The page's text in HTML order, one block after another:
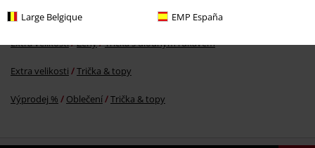
Large Belgique EMP España
Výprodej % Ženy Trička a topy
Extra velikosti Ženy Trička s dlouhým rukávem
Extra velikosti Trička & topy
Výprodej % Oblečení Trička & topy